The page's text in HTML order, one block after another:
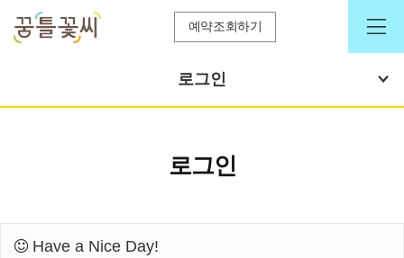
예약조회하기
로그인
로그인
Have a Nice Day!